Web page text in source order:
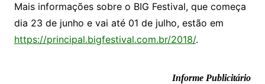
Mais informações sobre o BIG Festival, que começa
dia 23 de junho e vai até 01 de julho, estão em
https://principal.bigfestival.com.br/2018/.
Informe Publicitário